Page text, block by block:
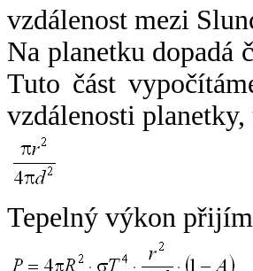
vzdálenost mezi
Na planetku dopadá
Tuto část
vzdálenosti planetky,
Tepelný výkon